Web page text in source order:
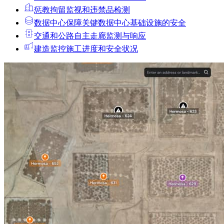
惩教拘留监视和违禁品检测
数据中心保障关键数据中心基础设施的安全
交通和公路自主走廊监测与响应
建造监控施工进度和安全状况